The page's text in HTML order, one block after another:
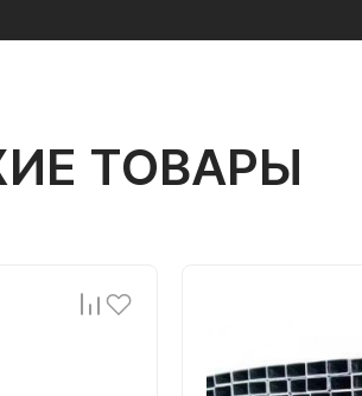
ТОВАРЫ